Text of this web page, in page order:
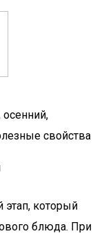
свойства
который
блюда. При